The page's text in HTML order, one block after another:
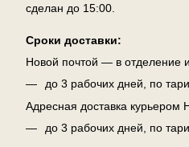
сделан до 15:00.
Сроки доставки:
Новой почтой — в отделение
до 3 рабочих дней, по
Адресная доставка курьером
до 3 рабочих дней, по